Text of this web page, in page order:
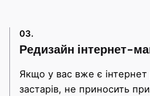
03.
Редизайн інтернет-
Якщо у вас вже є інтернет
застарів, не приносить